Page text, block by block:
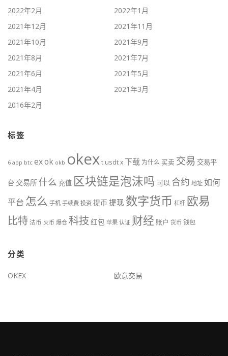
2022年2月
2022年1月
2021年12月
2021年11月
2021年10月
2021年9月
2021年8月
2021年7月
2021年6月
2021年5月
2021年4月
2021年3月
2016年2月
标签
6 app btc exok okb okext usdtx下载 为什么 买卖 交易 交易平
台 交易所 什么 充值 区块链是泡沫吗 可以 合约 地址 如何
平台 怎么 手机 手续费 投资 提币 提现 数字货币 杠杆 欧易
比特法币 火币 爆仓 科技 红包 苹果 认证 财经 账户 货币 钱包
分类
OKEX 欧意交易